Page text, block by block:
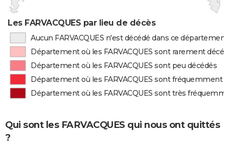
Les FARVACQUES par lieu de décès
Aucun FARVACQUES n'est décédé dans ce département
Département où les FARVACQUES sont rarement
Département où les FARVACQUES sont peu décédés
Département où les FARVACQUES sont fréquemment
Département où les FARVACQUES sont très
Qui sont les FARVACQUES qui nous ont quittés
?